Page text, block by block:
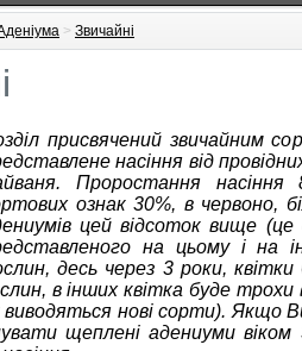
> Звичайні
присвячений звичайним
насіння від
Проростання насіння
ознак 30%, в червоно,
цей відсоток вище (це
на цьому і на
десь через 3 роки,
в інших квітка буде трохи
нові сорти). Якщо
щеплені адениуми віком